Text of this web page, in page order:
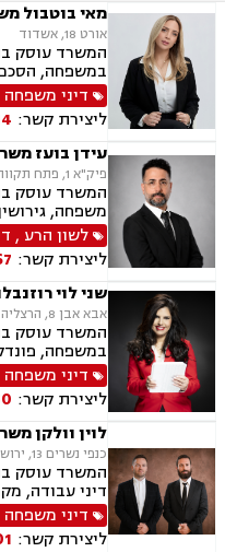
מאי בוטבול
אורט 18, אשדוד
המשרד עוסק
במשפחה,
ידועים
גירושין,
רכוש, תיאום
הורי, ייפוי
דיני משפחה
ליצירת קשר:
עידן בועז
פיק"א 1, פתח תקווה
המשרד עוסק
משפחה,
וצוואת, הסכמי
ידועים
הפרטיות,
מכר דירה.
לשון הרע ,
ליצירת קשר:
שני לוי
אבא אבן 8, הרצליה
המשרד עוסק
במשפחה,
הסכמי ממון,
הורות חד
אימוץ, חלוקת
ילדים, זמני
עסקאות מתנה.
דיני משפחה
ליצירת קשר:
לוין וולקן
כנפי נשרים 13, ירושלים
המשרד עוסק
דיני עבודה,
דיני משפחה
ליצירת קשר: